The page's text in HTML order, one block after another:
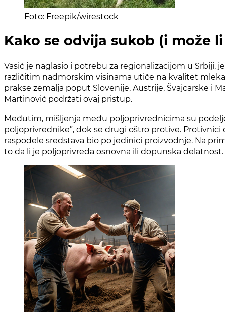
Foto: Freepik/wirestock
Kako se odvija sukob (i može
Vasić je naglasio i potrebu za regionalizacijom u
različitim nadmorskim visinama utiče na kvalitet
prakse zemalja poput Slovenije, Austrije, Švajcarske i
Martinović podržati ovaj pristup.
Međutim, mišljenja među poljoprivrednicima su
poljoprivrednike”, dok se drugi oštro protive.
raspodele sredstava bio po jedinici proizvodnje. Na
to da li je poljoprivreda osnovna ili dopunska delatnost.